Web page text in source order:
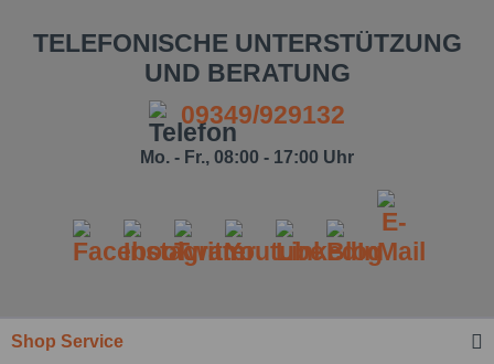
Ich habe die
TELEFONISCHE UNTERSTÜTZUNG
UND BERATUNG
09349/929132
Mo. - Fr., 08:00 - 17:00 Uhr
Shop Service